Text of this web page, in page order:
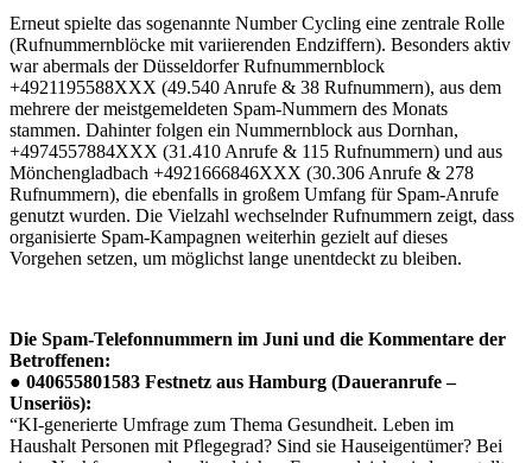
Erneut spielte das sogenannte Number Cycling eine zentrale Rolle
(Rufnummernblöcke mit variierenden Endziffern). Besonders aktiv
war abermals der Düsseldorfer Rufnummernblock
+4921195588XXX (49.540 Anrufe & 38 Rufnummern), aus dem
mehrere der meistgemeldeten Spam-Nummern des Monats
stammen. Dahinter folgen ein Nummernblock aus Dornhan,
+4974557884XXX (31.410 Anrufe & 115 Rufnummern) und aus
Mönchengladbach +4921666846XXX (30.306 Anrufe & 278
Rufnummern), die ebenfalls in großem Umfang für Spam-Anrufe
genutzt wurden. Die Vielzahl wechselnder Rufnummern zeigt, dass
organisierte Spam-Kampagnen weiterhin gezielt auf dieses
Vorgehen setzen, um möglichst lange unentdeckt zu bleiben.
Die Spam-Telefonnummern im Juni und die Kommentare der
Betroffenen:
● 040655801583 Festnetz aus Hamburg (Daueranrufe –
Unseriös):
“KI-generierte Umfrage zum Thema Gesundheit. Leben im
Haushalt Personen mit Pflegegrad? Sind sie Hauseigentümer? Bei